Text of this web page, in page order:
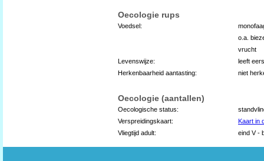
Oecologie rups
Voedsel:
o.a.
vrucht
Levenswijze:
leeft
Herkenbaarheid aantasting:
niet
Oecologie (aantallen)
Oecologische status:
Verspreidingskaart:
Kaart in
Vliegtijd adult:
eind V -